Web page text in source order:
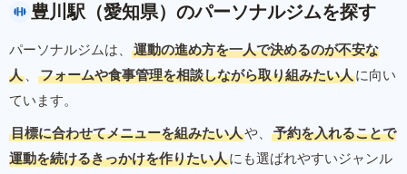
豊川駅（愛知県）のパーソナルジムを探す
パーソナルジムは、
運動の進め方を一人で決めるのが不安な
人 、 フォームや食事管理を相談しながら取り組みたい人に向い
ています。
目標に合わせてメニューを組みたい人や、
予約を入れることで
運動を続けるきっかけを作りたい人にも選ばれやすいジャンル